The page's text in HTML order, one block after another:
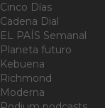
Cinco Días
Cadena Dial
EL PAÍS Semanal
Planeta futuro
Kebuena
Richmond
Moderna